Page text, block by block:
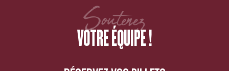
Soutenez
VOTRE ÉQUIPE !